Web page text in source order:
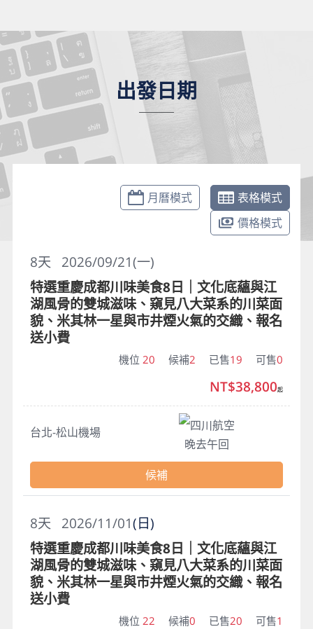
出發日期
月曆模式
表格模式
價格模式
2026/09/21(一)
8天
特選重慶成都川味美食8日｜文化底蘊與江
湖風骨的雙城滋味、窺見八大菜系的川菜面
貌、米其林一星與市井煙火氣的交織、報名
送小費
機位 20 候補2 已售19 可售0
台北-松山機場
四川航空
晚去午回
NT$38,800起
候補
2026/11/01(日)
8天
特選重慶成都川味美食8日｜文化底蘊與江
湖風骨的雙城滋味、窺見八大菜系的川菜面
貌、米其林一星與市井煙火氣的交織、報名
送小費
機位 22 候補0 已售20 可售1